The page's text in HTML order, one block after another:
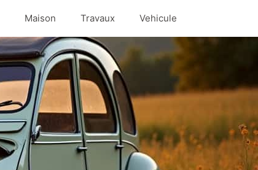
Maison Travaux Vehicule